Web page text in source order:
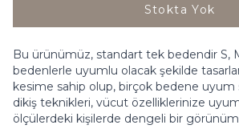
Stokta Yok
Bu ürünümüz, standart tek bedendir S,
bedenlerle uyumlu olacak şekilde
kesime sahip olup, birçok bedene uyum
dikiş teknikleri, vücut özelliklerinize
ölçülerdeki kişilerde dengeli bir